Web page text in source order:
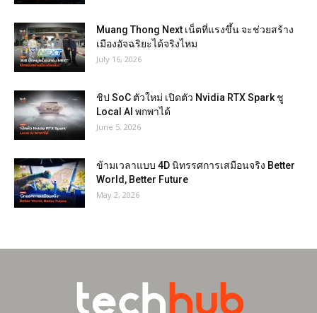
Muang Thong Next เน็ตที่แรงขึ้น จะช่วยสร้าง
เมืองอัจฉริยะได้จริงไหม
July 16, 2026
ชิป SoC ตัวใหม่ เปิดตัว Nvidia RTX Spark ชู
Local AI พกพาได้
June 5, 2026
ข้ามเวลาแบบ 4D นิทรรศการเสมือนจริง Better
World, Better Future
May 2, 2026